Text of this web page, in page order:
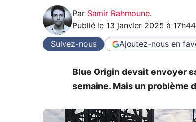
Par Samir Rahmoune.
Publié le 13 janvier 2025 à 17h44
Suivez-nous Ajoutez-nous en
Blue Origin devait envoyer
semaine. Mais un problème